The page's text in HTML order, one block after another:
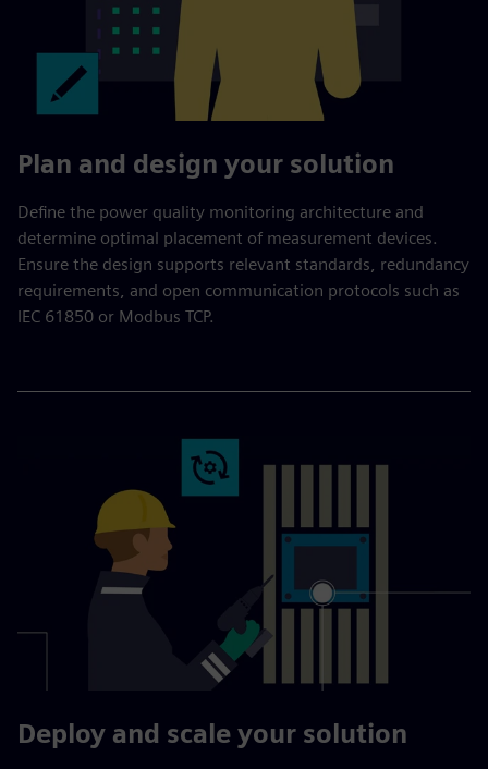
Plan and design your solution
Define the power quality monitoring architecture and
determine optimal placement of measurement devices.
Ensure the design supports relevant standards, redundancy
requirements, and open communication protocols such as
IEC 61850 or Modbus TCP.
Deploy and scale your solution